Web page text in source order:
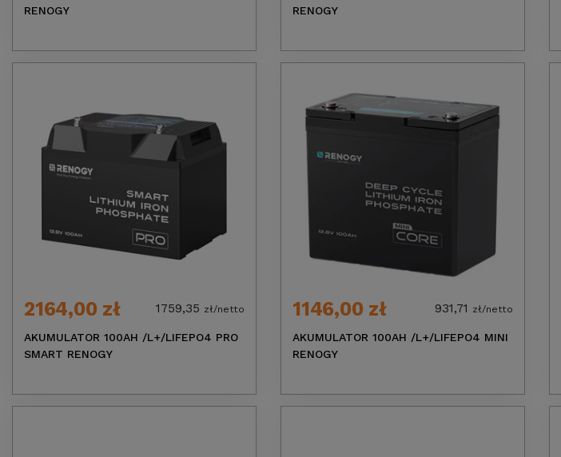
RENOGY
RENOGY
2164,00 zł 1759,35 zł/netto
AKUMULATOR 100AH /L+/LIFEPO4 PRO
SMART RENOGY
1146,00 zł 931,71 zł/netto
AKUMULATOR 100AH /L+/LIFEPO4 MINI
RENOGY